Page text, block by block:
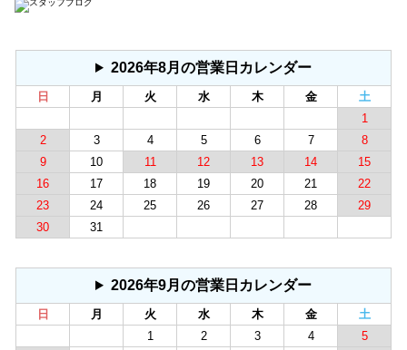
2026年8月の営業日カレンダー
日 月 火 水 木 金
土
1
2
3 4 5 6 7
8
9
10 11 12 13 14
15
16
17 18 19 20 21
22
23
24 25 26 27 28
29
30
31
2026年9月の営業日カレンダー
日 月 火 水 木 金
土
1
2 3 4
5